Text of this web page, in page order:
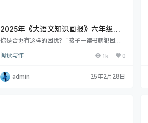
2025年《大语文知识画报》六年级下
册1-6期 PDF扫描版
你是否也有这样的困扰？ “孩子一读书就犯困，
门的读物，根本分不清哪些适合孩子？”“语文成
也在为这些问题焦虑，那么今天推荐的这个《大
语文知识画报》，就是为你量身定制的解决方
阅读写作 1k 0
admin 25年2月28日